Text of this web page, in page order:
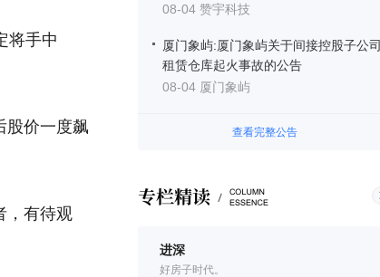
08-04 赞宇科技
厦门象屿:厦门象屿关于间接控股子公司
租赁仓库起火事故的公告
08-04 厦门象屿
查看完整公告
进深
好房子时代。
将手中
股价一度飙
，有待观